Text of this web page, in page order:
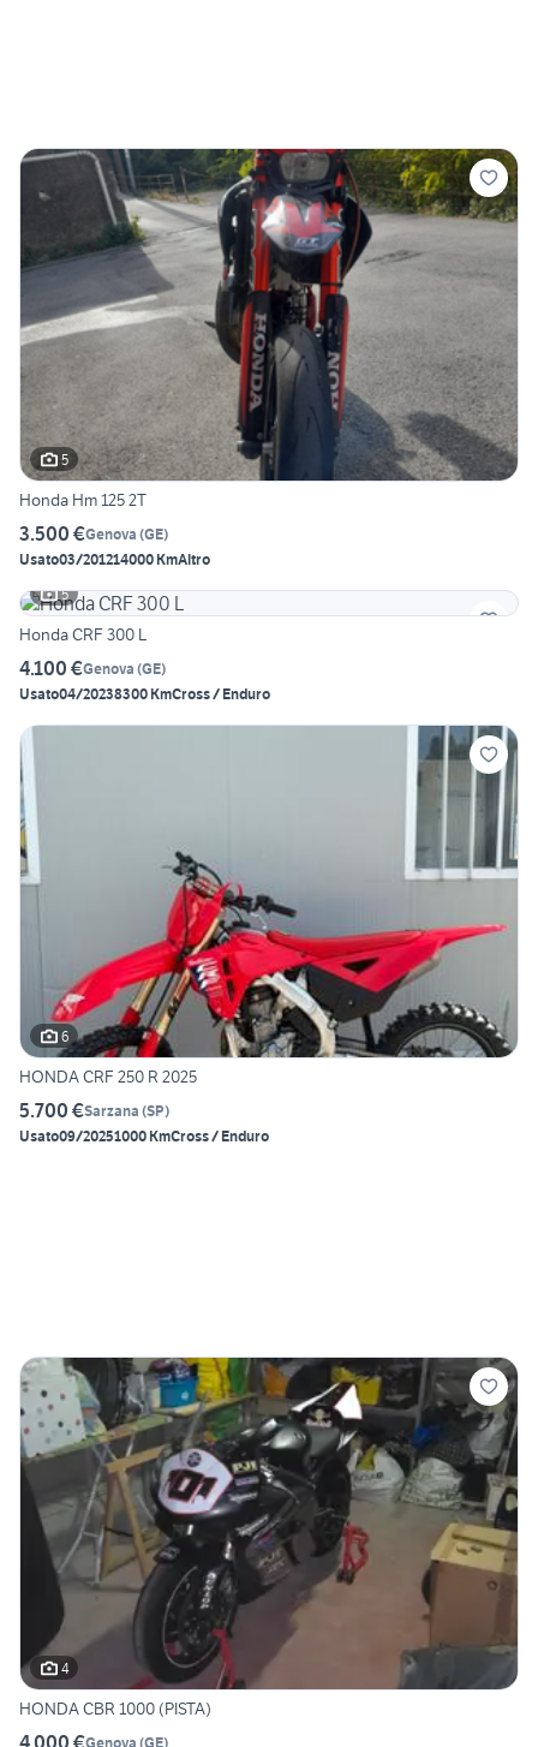
5
Honda Hm 125 2T
3.500 €Genova (GE)
Usato03/201214000 KmAltro
5
Honda CRF 300 L
4.100 €Genova (GE)
Usato04/20238300 KmCross / Enduro
6
HONDA CRF 250 R 2025
5.700 €Sarzana (SP)
Usato09/20251000 KmCross / Enduro
4
HONDA CBR 1000 (PISTA)
Genova (GE)